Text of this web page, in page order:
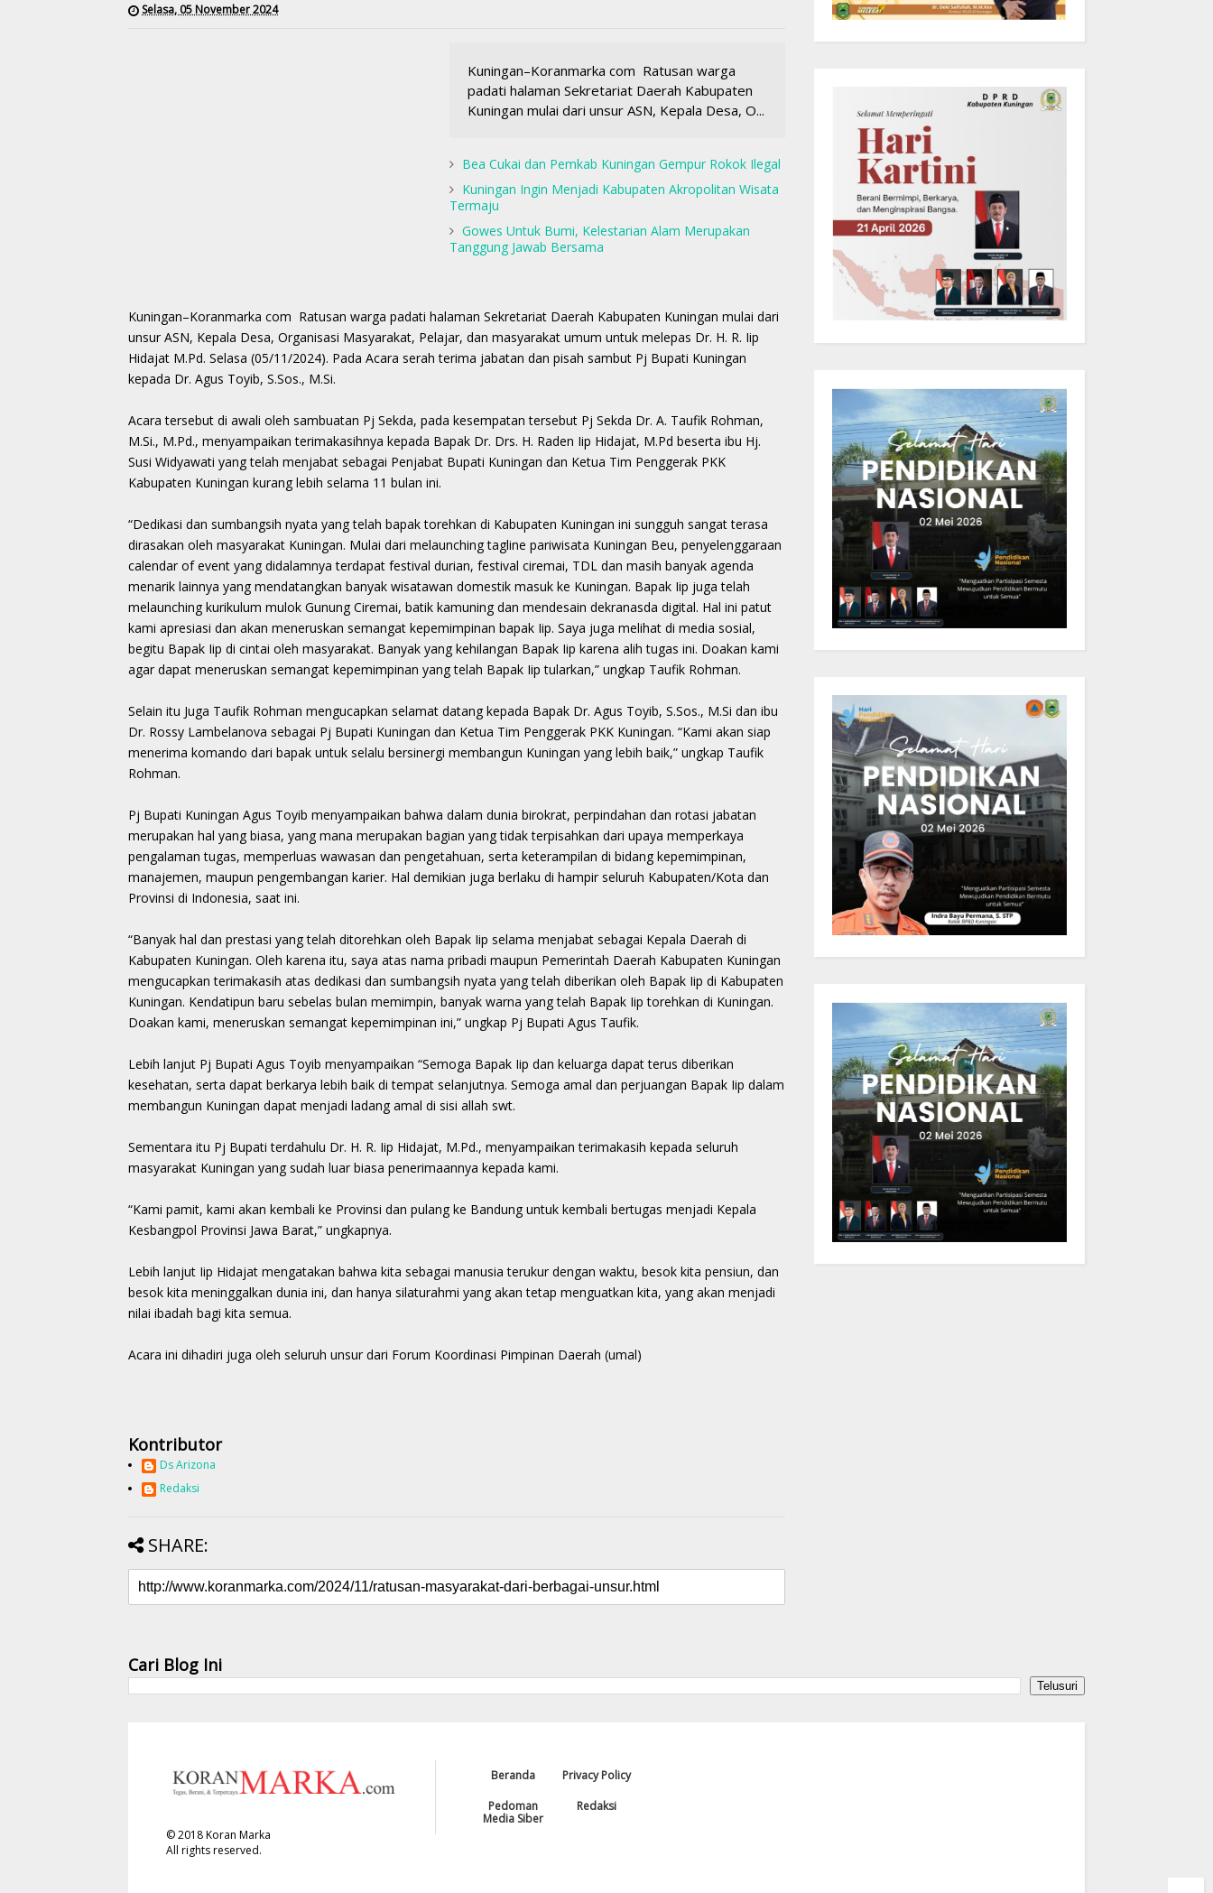
Selasa, 05 November 2024
Kuningan–Koranmarka com Ratusan warga
padati halaman Sekretariat Daerah Kabupaten
Kuningan mulai dari unsur ASN, Kepala Desa, O...
Bea Cukai dan Pemkab Kuningan Gempur Rokok Ilegal
Kuningan Ingin Menjadi Kabupaten Akropolitan Wisata
Termaju
Gowes Untuk Bumi, Kelestarian Alam Merupakan
Tanggung Jawab Bersama
Kuningan–Koranmarka com Ratusan warga padati halaman Sekretariat Daerah Kabupaten Kuningan mulai dari
unsur ASN, Kepala Desa, Organisasi Masyarakat, Pelajar, dan masyarakat umum untuk melepas Dr. H. R. Iip
Hidajat M.Pd. Selasa (05/11/2024). Pada Acara serah terima jabatan dan pisah sambut Pj Bupati Kuningan
kepada Dr. Agus Toyib, S.Sos., M.Si.
Acara tersebut di awali oleh sambuatan Pj Sekda, pada kesempatan tersebut Pj Sekda Dr. A. Taufik Rohman,
M.Si., M.Pd., menyampaikan terimakasihnya kepada Bapak Dr. Drs. H. Raden Iip Hidajat, M.Pd beserta ibu Hj.
Susi Widyawati yang telah menjabat sebagai Penjabat Bupati Kuningan dan Ketua Tim Penggerak PKK
Kabupaten Kuningan kurang lebih selama 11 bulan ini.
“Dedikasi dan sumbangsih nyata yang telah bapak torehkan di Kabupaten Kuningan ini sungguh sangat terasa
dirasakan oleh masyarakat Kuningan. Mulai dari melaunching tagline pariwisata Kuningan Beu, penyelenggaraan
calendar of event yang didalamnya terdapat festival durian, festival ciremai, TDL dan masih banyak agenda
menarik lainnya yang mendatangkan banyak wisatawan domestik masuk ke Kuningan. Bapak Iip juga telah
melaunching kurikulum mulok Gunung Ciremai, batik kamuning dan mendesain dekranasda digital. Hal ini patut
kami apresiasi dan akan meneruskan semangat kepemimpinan bapak Iip. Saya juga melihat di media sosial,
begitu Bapak Iip di cintai oleh masyarakat. Banyak yang kehilangan Bapak Iip karena alih tugas ini. Doakan kami
agar dapat meneruskan semangat kepemimpinan yang telah Bapak Iip tularkan,” ungkap Taufik Rohman.
Selain itu Juga Taufik Rohman mengucapkan selamat datang kepada Bapak Dr. Agus Toyib, S.Sos., M.Si dan ibu
Dr. Rossy Lambelanova sebagai Pj Bupati Kuningan dan Ketua Tim Penggerak PKK Kuningan. “Kami akan siap
menerima komando dari bapak untuk selalu bersinergi membangun Kuningan yang lebih baik,” ungkap Taufik
Rohman.
Pj Bupati Kuningan Agus Toyib menyampaikan bahwa dalam dunia birokrat, perpindahan dan rotasi jabatan
merupakan hal yang biasa, yang mana merupakan bagian yang tidak terpisahkan dari upaya memperkaya
pengalaman tugas, memperluas wawasan dan pengetahuan, serta keterampilan di bidang kepemimpinan,
manajemen, maupun pengembangan karier. Hal demikian juga berlaku di hampir seluruh Kabupaten/Kota dan
Provinsi di Indonesia, saat ini.
“Banyak hal dan prestasi yang telah ditorehkan oleh Bapak Iip selama menjabat sebagai Kepala Daerah di
Kabupaten Kuningan. Oleh karena itu, saya atas nama pribadi maupun Pemerintah Daerah Kabupaten Kuningan
mengucapkan terimakasih atas dedikasi dan sumbangsih nyata yang telah diberikan oleh Bapak Iip di Kabupaten
Kuningan. Kendatipun baru sebelas bulan memimpin, banyak warna yang telah Bapak Iip torehkan di Kuningan.
Doakan kami, meneruskan semangat kepemimpinan ini,” ungkap Pj Bupati Agus Taufik.
Lebih lanjut Pj Bupati Agus Toyib menyampaikan “Semoga Bapak Iip dan keluarga dapat terus diberikan
kesehatan, serta dapat berkarya lebih baik di tempat selanjutnya. Semoga amal dan perjuangan Bapak Iip dalam
membangun Kuningan dapat menjadi ladang amal di sisi allah swt.
Sementara itu Pj Bupati terdahulu Dr. H. R. Iip Hidajat, M.Pd., menyampaikan terimakasih kepada seluruh
masyarakat Kuningan yang sudah luar biasa penerimaannya kepada kami.
“Kami pamit, kami akan kembali ke Provinsi dan pulang ke Bandung untuk kembali bertugas menjadi Kepala
Kesbangpol Provinsi Jawa Barat,” ungkapnya.
Lebih lanjut Iip Hidajat mengatakan bahwa kita sebagai manusia terukur dengan waktu, besok kita pensiun, dan
besok kita meninggalkan dunia ini, dan hanya silaturahmi yang akan tetap menguatkan kita, yang akan menjadi
nilai ibadah bagi kita semua.
Acara ini dihadiri juga oleh seluruh unsur dari Forum Koordinasi Pimpinan Daerah (umal)
Kontributor
Ds Arizona
Redaksi
SHARE:
Cari Blog Ini
©2018Koran Marka
All rights reserved.
Beranda
Privacy Policy
Pedoman
Media Siber
Redaksi